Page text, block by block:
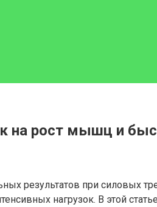
на рост мышц и
результатов при силовых
нагрузок. В этой